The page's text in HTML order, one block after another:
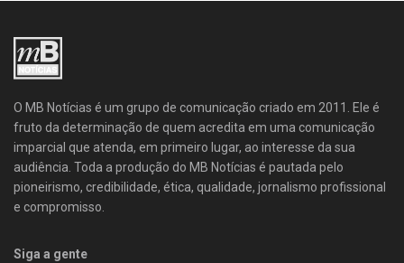
O MB Notícias é um grupo de comunicação criado em 2011. Ele é
fruto da determinação de quem acredita em uma comunicação
imparcial que atenda, em primeiro lugar, ao interesse da sua
audiência. Toda a produção do MB Notícias é pautada pelo
pioneirismo, credibilidade, ética, qualidade, jornalismo profissional
e compromisso.
Siga a gente